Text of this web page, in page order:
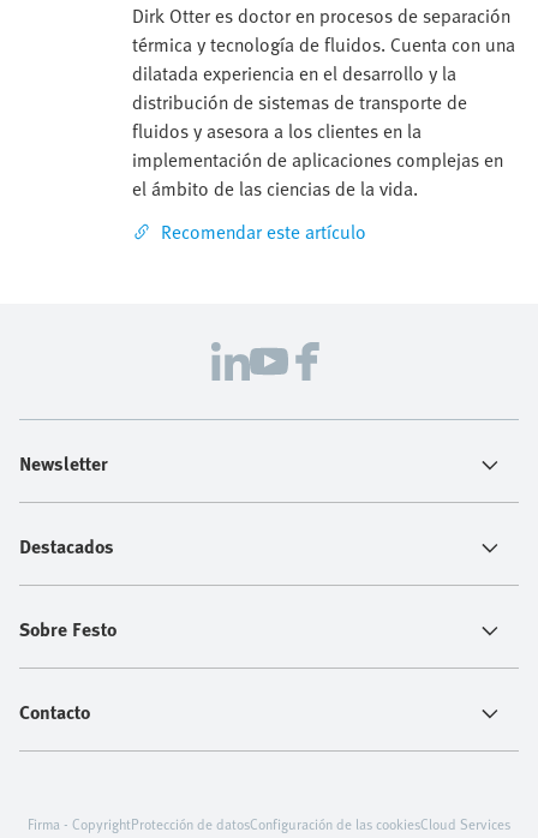
Dirk Otter es doctor en procesos de separación
térmica y tecnología de fluidos. Cuenta con una
dilatada experiencia en el desarrollo y la
distribución de sistemas de transporte de
fluidos y asesora a los clientes en la
implementación de aplicaciones complejas en
el ámbito de las ciencias de la vida.
Recomendar este artículo
Newsletter
Destacados
Sobre Festo
Contacto
Firma - CopyrightProtección de datosConfiguración de las cookiesCloud Services